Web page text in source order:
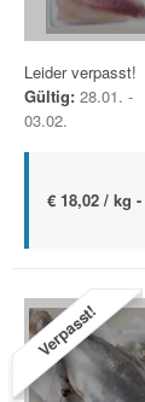
Leider verpasst!
Gültig: 28.01. -
03.02.
€ 18,02 / kg -
Verpasst!